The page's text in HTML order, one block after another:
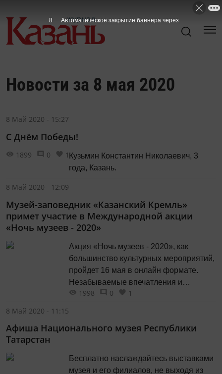
Новости за 8 мая 2020
8 Май 2020 - 15:27
С Днём Победы!
Кузьмин Константин Николаевич, 3
года, Казань.
1899 0 1
8 Май 2020 - 12:09
Музей-заповедник «Казанский Кремль»
примет участие в Международной акции
«Ночь музеев - 2020»
Акция «Ночь музеев - 2020», как
большинство культурных мероприятий,
пройдет 16 мая в онлайн формате.
Незабываемые впечатления и
положительные эмоции будут доступны
1998 0
1
8 Май 2020 - 11:15
Афиша Национального музея Республики
Татарстан
Бесплатно наслаждайтесь выставками
музея и его филиалов, не выходя из
7 Автоматическое закрытие баннера через